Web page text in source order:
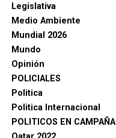
Legislativa
Medio Ambiente
Mundial 2026
Mundo
Opinión
POLICIALES
Politica
Politica Internacional
POLITICOS EN CAMPAÑA